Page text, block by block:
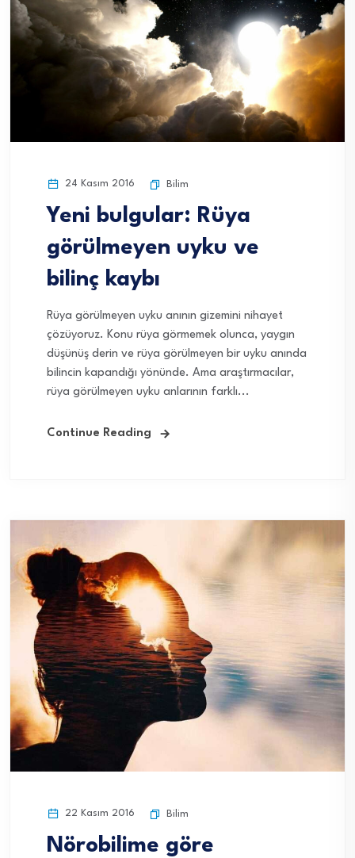
24 Kasım 2016 Bilim
Yeni bulgular: Rüya
görülmeyen uyku ve
bilinç kaybı
Rüya görülmeyen uyku anının gizemini nihayet
çözüyoruz. Konu rüya görmemek olunca, yaygın
düşünüş derin ve rüya görülmeyen bir uyku anında
bilincin kapandığı yönünde. Ama araştırmacılar,
rüya görülmeyen uyku anlarının farklı...
Continue Reading
22 Kasım 2016 Bilim
Nörobilime göre